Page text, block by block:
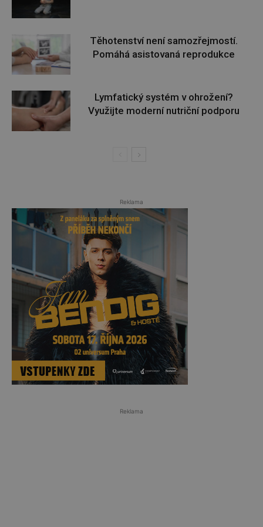
Těhotenství není samozřejmostí.
Pomáhá asistovaná reprodukce
Lymfatický systém v ohrožení?
Využijte moderní nutriční podporu
Reklama
Reklama